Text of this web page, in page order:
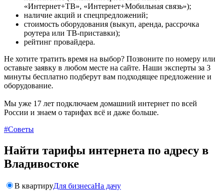
«Интернет+ТВ», «Интернет+Мобильная связь»);
наличие акций и спецпредложений;
стоимость оборудования (выкуп, аренда, рассрочка
роутера или ТВ-приставки);
рейтинг провайдера.
Не хотите тратить время на выбор? Позвоните по номеру или
оставьте заявку в любом месте на сайте. Наши эксперты за 3
минуты бесплатно подберут вам подходящее предложение и
оборудование.
Мы уже 17 лет подключаем домашний интернет по всей
России и знаем о тарифах всё и даже больше.
#Советы
Найти тарифы интернета по адресу в
Владивостоке
В квартируДля бизнесаНа дачу